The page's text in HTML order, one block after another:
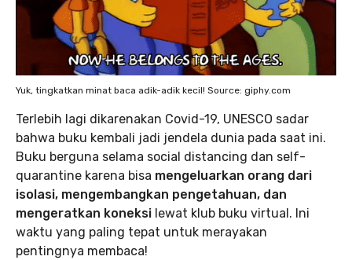
Yuk, tingkatkan minat baca adik-adik kecil! Source: giphy.com
Terlebih lagi dikarenakan Covid-19, UNESCO sadar
bahwa buku kembali jadi jendela dunia pada saat ini.
Buku berguna selama social distancing dan self-
quarantine karena bisa mengeluarkan orang dari
isolasi, mengembangkan pengetahuan, dan
mengeratkan koneksi lewat klub buku virtual. Ini
waktu yang paling tepat untuk merayakan
pentingnya membaca!